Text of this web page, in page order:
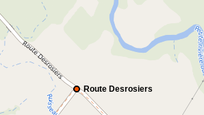
Route Desrosiers